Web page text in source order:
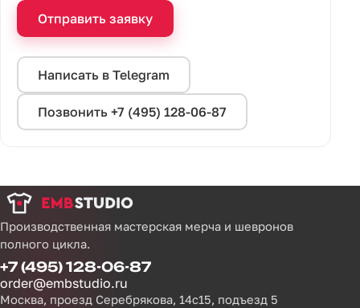
Отправить заявку
Написать в Telegram
Позвонить +7 (495) 128-06-87
Производственная мастерская мерча и шевронов
полного цикла.
+7 (495) 128-06-87
order@embstudio.ru
Москва, проезд Серебрякова, 14с15, подъезд 5